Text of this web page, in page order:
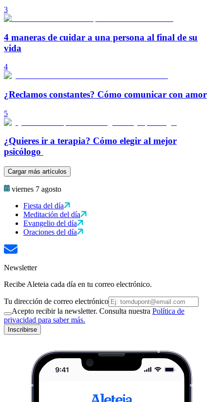
3
4 maneras de cuidar a una persona al final de su
vida
4
¿Reclamos constantes? Cómo comunicar con amor
5
¿Quieres ir a terapia? Cómo elegir al mejor
psicólogo
Cargar más artículos
viernes 7 agosto
Fiesta del día
Meditación del día
Evangelio del día
Oraciones del día
Newsletter
Recibe Aleteia cada día en tu correo electrónico.
Tu dirección de correo electrónico
Acepto recibir la newsletter. Consulta nuestra Política de
privacidad para saber más.
Inscribirse